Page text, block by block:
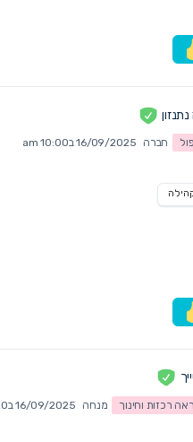
חברה 16/09/2025 ב10:00 am
רכזות וחינוך מנחה 16/09/2025 ב10:20 am